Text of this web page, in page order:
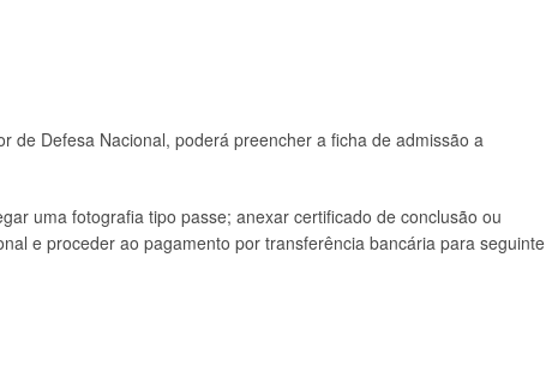
de Defesa Nacional, poderá preencher a ficha de admissão a
uma fotografia tipo passe; anexar certificado de conclusão ou
e proceder ao pagamento por transferência bancária para seguinte